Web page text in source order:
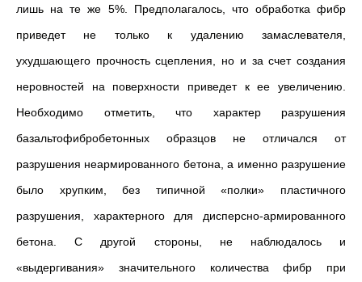
лишь на те же 5%. Предполагалось, что обработка фибр
приведет не только к удалению замаслевателя,
ухудшающего прочность сцепления, но и за счет создания
неровностей на поверхности приведет к ее увеличению.
Необходимо отметить, что характер разрушения
базальтофибробетонных образцов не отличался от
разрушения неармированного бетона, а именно разрушение
было хрупким, без типичной «полки» пластичного
разрушения, характерного для дисперсно-армированного
бетона. С другой стороны, не наблюдалось и
«выдергивания» значительного количества фибр при